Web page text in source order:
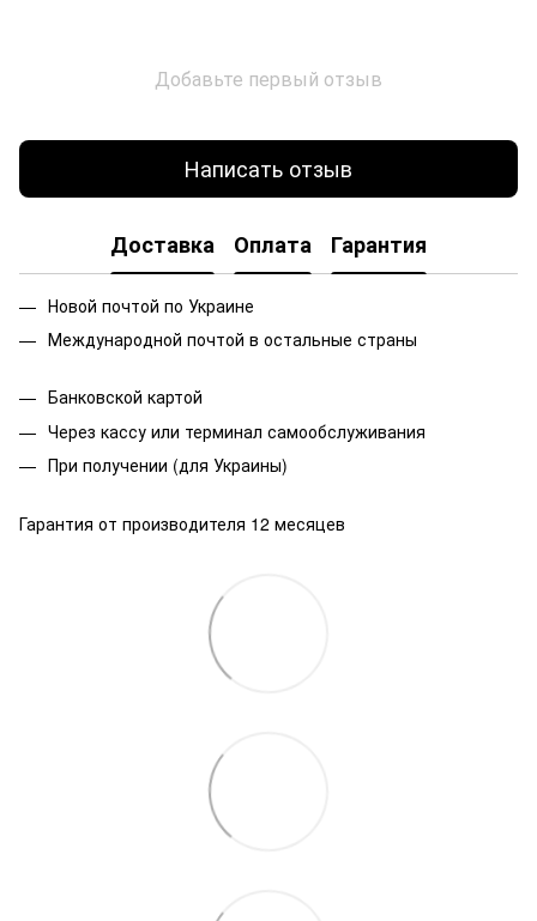
Добавьте первый отзыв
Написать отзыв
Доставка Оплата Гарантия
Новой почтой по Украине
Международной почтой в остальные страны
Банковской картой
Через кассу или терминал самообслуживания
При получении (для Украины)
Гарантия от производителя 12 месяцев